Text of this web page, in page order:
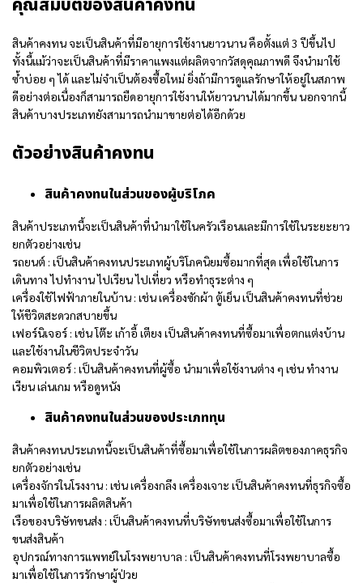
คุณสมบัติของสินค้าคงทน
สินค้าคงทน จะเป็นสินค้าที่มีอายุการใช้งานยาวนาน คือตั้งแต่ 3 ปีขึ้นไป
ทั้งนี้แม้ว่าจะเป็นสินค้าที่มีราคาแพงแต่ผลิตจากวัสดุคุณภาพดี จึงนำมาใช้
ซ้ำบ่อย ๆ ได้ และไม่จำเป็นต้องซื้อใหม่ ยิ่งถ้ามีการดูแลรักษาให้อยู่ในสภาพ
ดีอย่างต่อเนื่องก็สามารถยืดอายุการใช้งานให้ยาวนานได้มากขึ้น นอกจากนี้
สินค้าบางประเภทยังสามารถนำมาขายต่อได้อีกด้วย
ตัวอย่างสินค้าคงทน
สินค้าคงทนในส่วนของผู้บริโภค
สินค้าประเภทนี้จะเป็นสินค้าที่นำมาใช้ในครัวเรือนและมีการใช้ในระยะยาว
ยกตัวอย่างเช่น
รถยนต์ : เป็นสินค้าคงทนประเภทผู้บริโภคนิยมซื้อมากที่สุด เพื่อใช้ในการ
เดินทาง ไปทำงาน ไปเรียน ไปเที่ยว หรือทำธุระต่าง ๆ
เครื่องใช้ไฟฟ้าภายในบ้าน : เช่น เครื่องซักผ้า ตู้เย็น เป็นสินค้าคงทนที่ช่วย
ให้ชีวิตสะดวกสบายขึ้น
เฟอร์นิเจอร์ : เช่น โต๊ะ เก้าอี้ เตียง เป็นสินค้าคงทนที่ซื้อมาเพื่อตกแต่งบ้าน
และใช้งานในชีวิตประจำวัน
คอมพิวเตอร์ : เป็นสินค้าคงทนที่ผู้ซื้อ นำมาเพื่อใช้งานต่าง ๆ เช่น ทำงาน
เรียน เล่นเกม หรือดูหนัง
สินค้าคงทนในส่วนของประเภททุน
สินค้าคงทนประเภทนี้จะเป็นสินค้าที่ซื้อมาเพื่อใช้ในการผลิตของภาคธุรกิจ
ยกตัวอย่างเช่น
เครื่องจักรในโรงงาน : เช่น เครื่องกลึง เครื่องเจาะ เป็นสินค้าคงทนที่ธุรกิจซื้อ
มาเพื่อใช้ในการผลิตสินค้า
เรือของบริษัทขนส่ง : เป็นสินค้าคงทนที่บริษัทขนส่งซื้อมาเพื่อใช้ในการ
ขนส่งสินค้า
อุปกรณ์ทางการแพทย์ในโรงพยาบาล : เป็นสินค้าคงทนที่โรงพยาบาลซื้อ
มาเพื่อใช้ในการรักษาผู้ป่วย